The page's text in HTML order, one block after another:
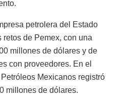
petrolera del Estado
de Pemex, con una
millones de dólares y de
con proveedores. En el
Mexicanos registró
millones de dólares.